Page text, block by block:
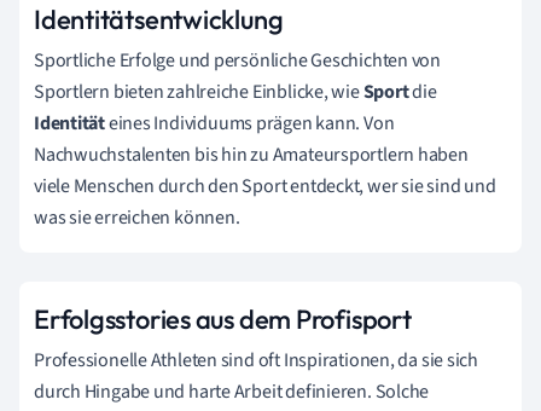
Identitätsentwicklung
Sportliche Erfolge und persönliche Geschichten von
Sportlern bieten zahlreiche Einblicke, wieSportdie
Identitäteines Individuums prägen kann. Von
Nachwuchstalenten bis hin zu Amateursportlern haben
viele Menschen durch den Sport entdeckt, wer sie sind und
was sie erreichen können.
Erfolgsstories aus dem Profisport
Professionelle Athleten sind oft Inspirationen, da sie sich
durch Hingabe und harte Arbeit definieren. Solche